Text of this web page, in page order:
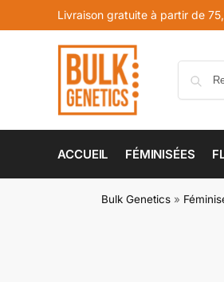
Livraison gratuite à partir de
ACCUEIL FÉMINISÉES
Bulk Genetics »